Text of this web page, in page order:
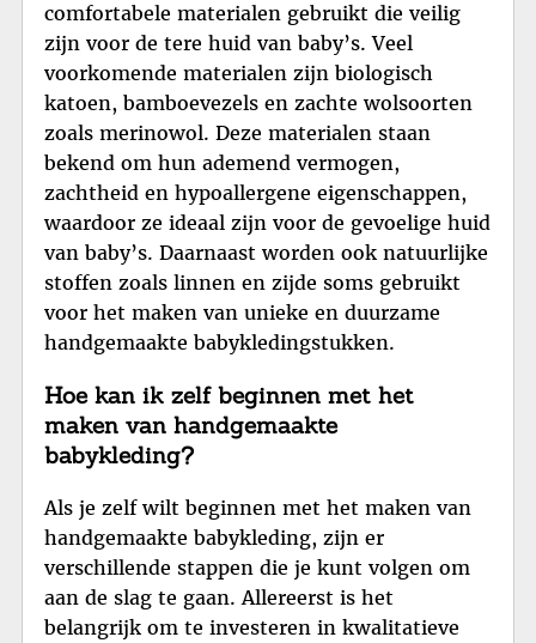
comfortabele materialen gebruikt die veilig
zijn voor de tere huid van baby’s. Veel
voorkomende materialen zijn biologisch
katoen, bamboevezels en zachte wolsoorten
zoals merinowol. Deze materialen staan
bekend om hun ademend vermogen,
zachtheid en hypoallergene eigenschappen,
waardoor ze ideaal zijn voor de gevoelige huid
van baby’s. Daarnaast worden ook natuurlijke
stoffen zoals linnen en zijde soms gebruikt
voor het maken van unieke en duurzame
handgemaakte babykledingstukken.
Hoe kan ik zelf beginnen met het
maken van handgemaakte
babykleding?
Als je zelf wilt beginnen met het maken van
handgemaakte babykleding, zijn er
verschillende stappen die je kunt volgen om
aan de slag te gaan. Allereerst is het
belangrijk om te investeren in kwalitatieve